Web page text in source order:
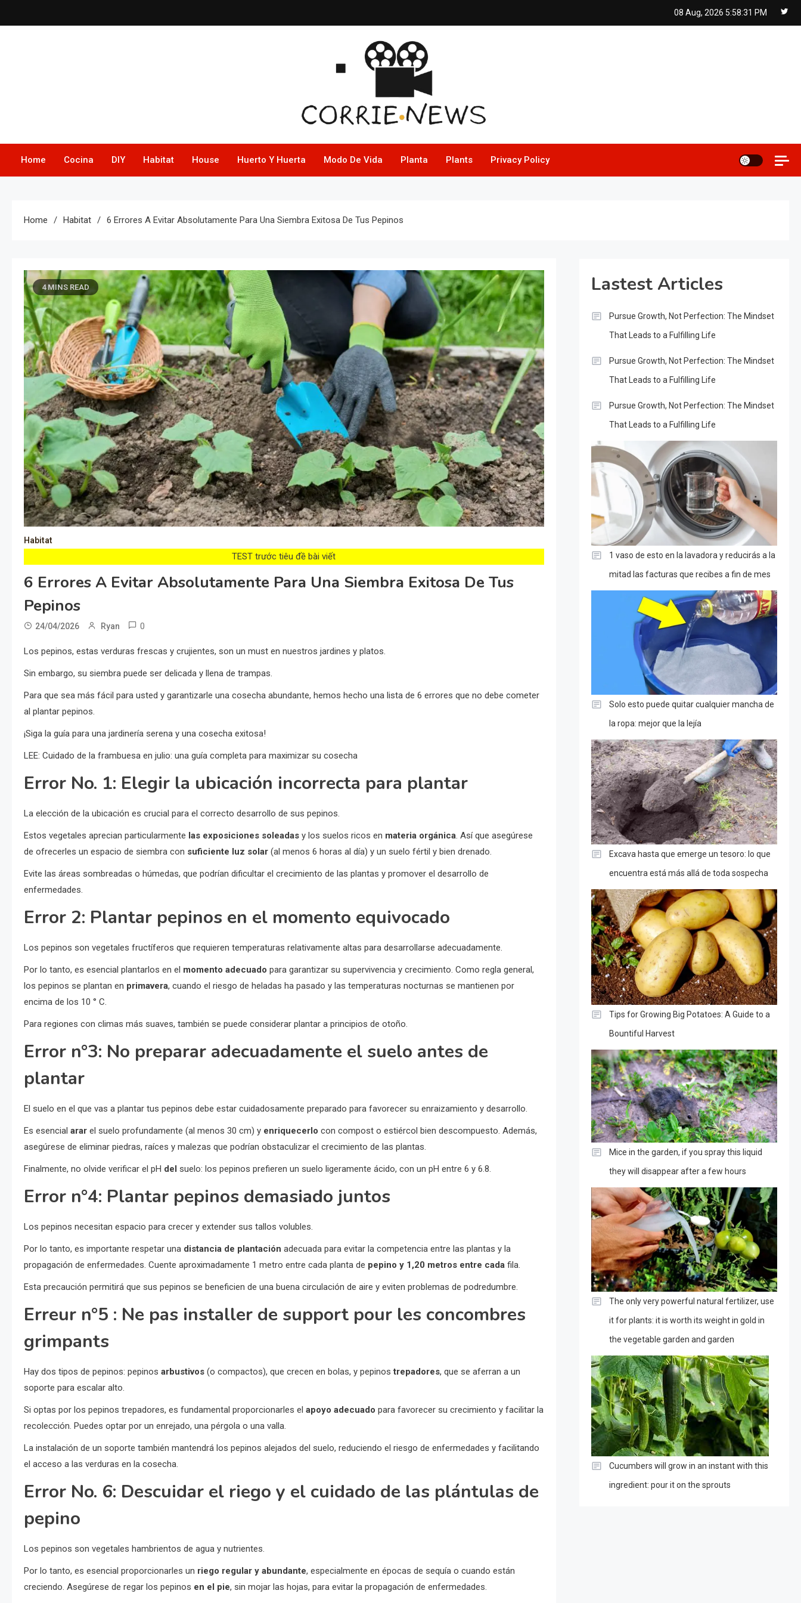
to
08 Aug, 2026 5:58:32 PM
Home Cocina DIY Habitat House Huerto Y Huerta Modo De Vida Planta Plants Privacy Policy
Home Habitat 6 Errores A Evitar Absolutamente Para Una Siembra Exitosa De Tus Pepinos
4 MINS READ
Habitat
TEST trước tiêu đề bài viết
6 Errores A Evitar Absolutamente Para Una Siembra Exitosa De Tus
Pepinos
24/04/2026 Ryan 0
Los pepinos, estas verduras frescas y crujientes, son un must en nuestros jardines y platos.
Sin embargo, su siembra puede ser delicada y llena de trampas.
Para que sea más fácil para usted y garantizarle una cosecha abundante, hemos hecho una lista de 6 errores que no debe cometer
al plantar pepinos.
¡Siga la guía para una jardinería serena y una cosecha exitosa!
LEE: Cuidado de la frambuesa en julio: una guía completa para maximizar su cosecha
Error No. 1: Elegir la ubicación incorrecta para plantar
La elección de la ubicación es crucial para el correcto desarrollo de sus pepinos.
Estos vegetales aprecian particularmente las exposiciones soleadas y los suelos ricos en materia orgánica . Así que asegúrese
de ofrecerles un espacio de siembra con suficiente luz solar (al menos 6 horas al día) y un suelo fértil y bien drenado.
Evite las áreas sombreadas o húmedas, que podrían dificultar el crecimiento de las plantas y promover el desarrollo de
enfermedades.
Error 2: Plantar pepinos en el momento equivocado
Los pepinos son vegetales fructíferos que requieren temperaturas relativamente altas para desarrollarse adecuadamente.
Por lo tanto, es esencial plantarlos en el momento adecuado para garantizar su supervivencia y crecimiento. Como regla general,
los pepinos se plantan en primavera, cuando el riesgo de heladas ha pasado y las temperaturas nocturnas se mantienen por
encima de los 10 ° C.
Para regiones con climas más suaves, también se puede considerar plantar a principios de otoño.
Error n°3: No preparar adecuadamente el suelo antes de
plantar
El suelo en el que vas a plantar tus pepinos debe estar cuidadosamente preparado para favorecer su enraizamiento y desarrollo.
Es esencial arar el suelo profundamente (al menos 30 cm) y enriquecerlo con compost o estiércol bien descompuesto. Además,
asegúrese de eliminar piedras, raíces y malezas que podrían obstaculizar el crecimiento de las plantas.
Finalmente, no olvide verificar el pH del suelo: los pepinos prefieren un suelo ligeramente ácido, con un pH entre 6 y 6.8.
Error n°4: Plantar pepinos demasiado juntos
Los pepinos necesitan espacio para crecer y extender sus tallos volubles.
Por lo tanto, es importante respetar una distancia de plantación adecuada para evitar la competencia entre las plantas y la
propagación de enfermedades. Cuente aproximadamente 1 metro entre cada planta de pepino y 1,20 metros entre cada fila.
Esta precaución permitirá que sus pepinos se beneficien de una buena circulación de aire y eviten problemas de podredumbre.
Erreur n°5 : Ne pas installer de support pour les concombres
grimpants
Hay dos tipos de pepinos: pepinos arbustivos (o compactos), que crecen en bolas, y pepinostrepadores, que se aferran a un
soporte para escalar alto.
Si optas por los pepinos trepadores, es fundamental proporcionarles el apoyo adecuado para favorecer su crecimiento y facilitar la
recolección. Puedes optar por un enrejado, una pérgola o una valla.
La instalación de un soporte también mantendrá los pepinos alejados del suelo, reduciendo el riesgo de enfermedades y facilitando
el acceso a las verduras en la cosecha.
Error No. 6: Descuidar el riego y el cuidado de las plántulas de
pepino
Los pepinos son vegetales hambrientos de agua y nutrientes.
Por lo tanto, es esencial proporcionarles un riego regular y abundante, especialmente en épocas de sequía o cuando están
creciendo. Asegúrese de regar los pepinos en el pie, sin mojar las hojas, para evitar la propagación de enfermedades.
Lastest Articles
Pursue Growth, Not Perfection: The Mindset
That Leads to a Fulfilling Life
Pursue Growth, Not Perfection: The Mindset
That Leads to a Fulfilling Life
Pursue Growth, Not Perfection: The Mindset
That Leads to a Fulfilling Life
1 vaso de esto en la lavadora y reducirás a la
mitad las facturas que recibes a fin de mes
Solo esto puede quitar cualquier mancha de
la ropa: mejor que la lejía
Excava hasta que emerge un tesoro: lo que
encuentra está más allá de toda sospecha
Tips for Growing Big Potatoes: A Guide to a
Bountiful Harvest
Mice in the garden, if you spray this liquid
they will disappear after a few hours
The only very powerful natural fertilizer, use
it for plants: it is worth its weight in gold in
the vegetable garden and garden
Cucumbers will grow in an instant with this
ingredient: pour it on the sprouts